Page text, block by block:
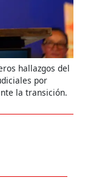
hallazgos del
por
la transición.